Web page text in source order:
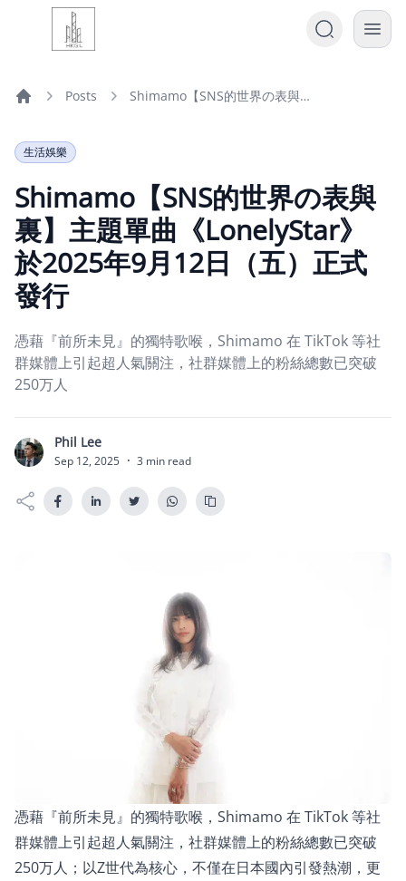
Posts Shimamo【SNS的世界の表與裏】主題單曲《LonelyStar》於2025年9月12日（五）正式發行
生活娛樂
Shimamo【SNS的世界の表與
裏】主題單曲《LonelyStar》
於2025年9月12日（五）正式
發行
憑藉『前所未見』的獨特歌喉，Shimamo 在 TikTok 等社
群媒體上引起超人氣關注，社群媒體上的粉絲總數已突破
250万人
P Phil Lee
Sep 12, 2025 · 3 min read
憑藉『前所未見』的獨特歌喉，Shimamo 在 TikTok 等社
群媒體上引起超人氣關注，社群媒體上的粉絲總數已突破
250万人；以Z世代為核心，不僅在日本國內引發熱潮，更